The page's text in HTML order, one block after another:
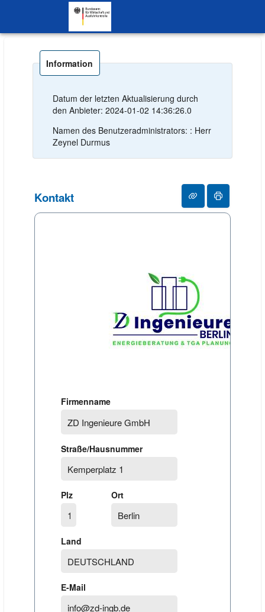
SKIP TO CONTENT.
Information
Datum der letzten Aktualisierung durch
den Anbieter: 2024-01-02 14:36:26.0
Namen des Benutzeradministrators: : Herr
Zeynel Durmus
Kontakt
Firmenname
Straße/Hausnummer
Plz Ort
Land
E-Mail